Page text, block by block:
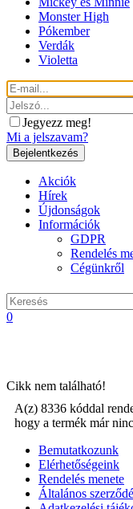
Monster High
Pókember
Verdák
Violetta
Jegyezz meg!
Mi a jelszavam?
Akciók
Hírek
Újdonságok
Információk
GDPR
Rendelés
Cégünkről
0
Cikk nem található!
A(z) 8336 kóddal
hogy a termék már
Bemutatkozunk
Elérhetőségeink
Rendelés menete
Általános